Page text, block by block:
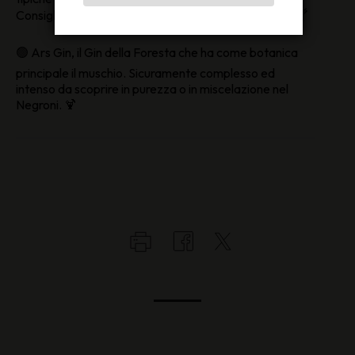
Consigliato puro, perfetto per il Gin Tonic o il Martini 🍸
🟢 Ars Gin, il Gin della Foresta che ha come botanica
principale il muschio. Sicuramente complesso ed
intenso da scoprire in purezza o in miscelazione nel
Negroni. 🍹